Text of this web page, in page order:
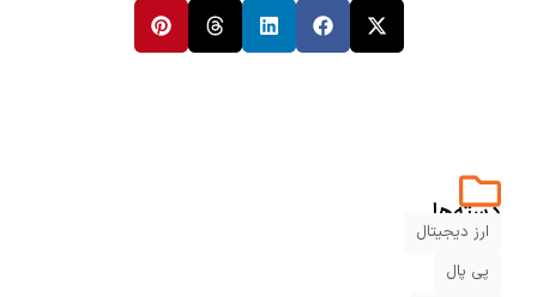
دسته‌ها
ارز دیجیتال
پی پال